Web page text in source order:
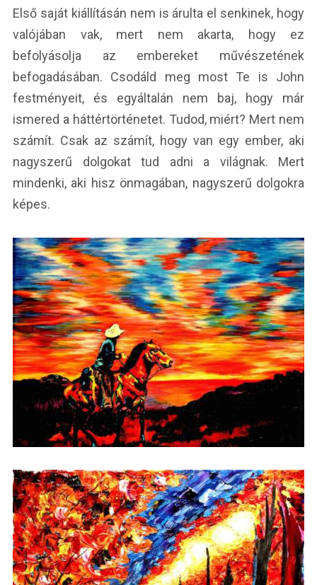
Első saját kiállításán nem is árulta el senkinek, hogy
valójában vak, mert nem akarta, hogy ez
befolyásolja az embereket művészetének
befogadásában. Csodáld meg most Te is John
festményeit, és egyáltalán nem baj, hogy már
ismered a háttértörténetet. Tudod, miért? Mert nem
számít. Csak az számít, hogy van egy ember, aki
nagyszerű dolgokat tud adni a világnak. Mert
mindenki, aki hisz önmagában, nagyszerű dolgokra
képes.